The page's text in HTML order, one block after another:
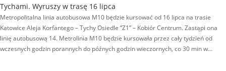
Tychami. Wyruszy w trasę 16 lipca
Metropolitalna linia autobusowa M10 będzie kursować od 16 lipca na trasie
Katowice Aleja Korfantego – Tychy Osiedle ‘’Z1” – Kobiór Centrum. Zastąpi ona
linię autobusową 14. Metrolinia M10 będzie kursowała przez cały tydzień od
wczesnych godzin porannych do późnych godzin wieczornych, co 30 min w…